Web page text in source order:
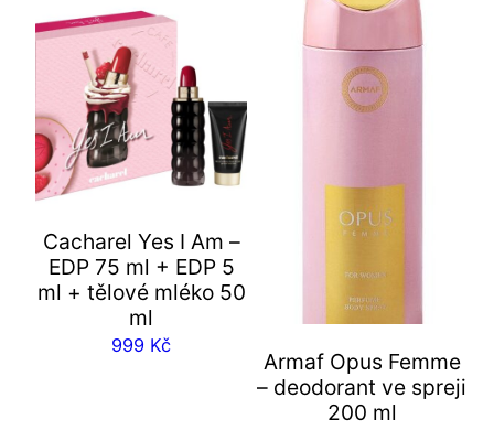
Cacharel Yes I Am –
EDP 75 ml + EDP 5
ml + tělové mléko 50
ml
999 Kč
Armaf Opus Femme
– deodorant ve spreji
200 ml